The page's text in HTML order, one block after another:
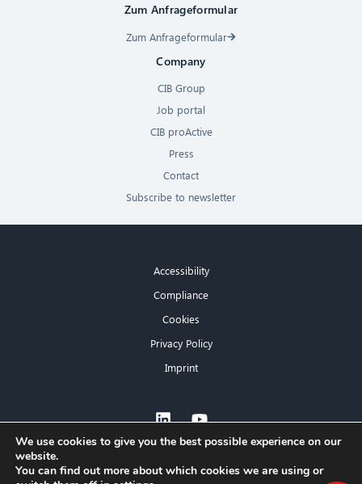
Zum Anfrageformular
Zum Anfrageformular
Company
CIB Group
Job portal
CIB proActive
Press
Contact
Subscribe to newsletter
Accessibility
Compliance
Cookies
Privacy Policy
Imprint
We use cookies to give you the best possible experience on our
website.
You can find out more about which cookies we are using or